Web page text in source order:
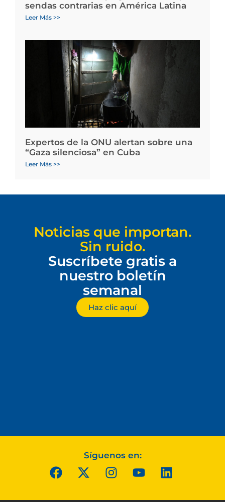
sendas contrarias en América Latina
Leer Más >>
Expertos de la ONU alertan sobre una
“Gaza silenciosa” en Cuba
Leer Más >>
Noticias que importan.
Sin ruido.
Suscríbete gratis a
nuestro boletín
semanal
Haz clic aquí
Síguenos en: